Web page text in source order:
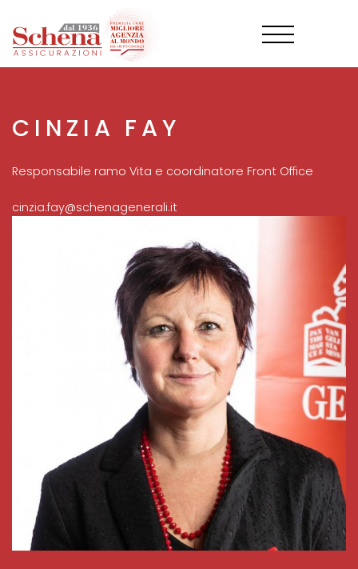
contenuto
principale
CINZIA FAY
Responsabile ramo Vita e coordinatore Front Office
cinzia.fay@schenagenerali.it